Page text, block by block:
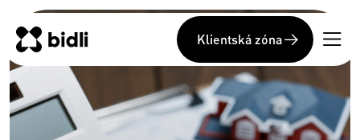
Klientská zóna